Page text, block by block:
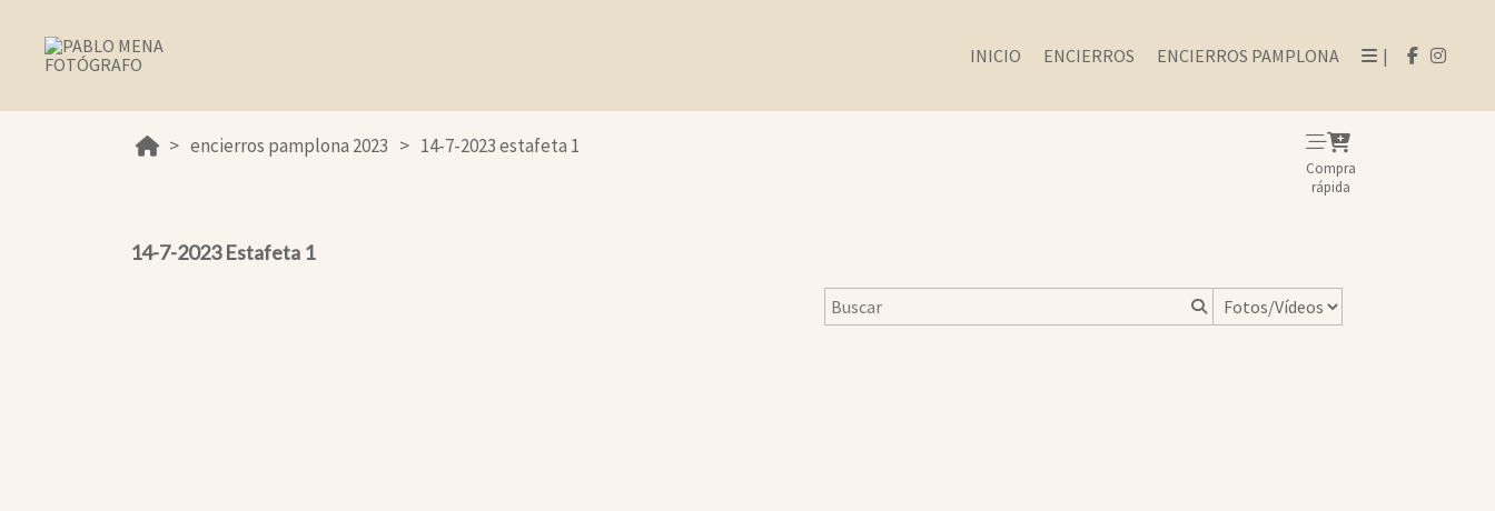
INICIO ENCIERROS ENCIERROS PAMPLONA |
encierros pamplona 2023 14-7-2023 estafeta 1
Compra
rápida
14-7-2023 Estafeta 1